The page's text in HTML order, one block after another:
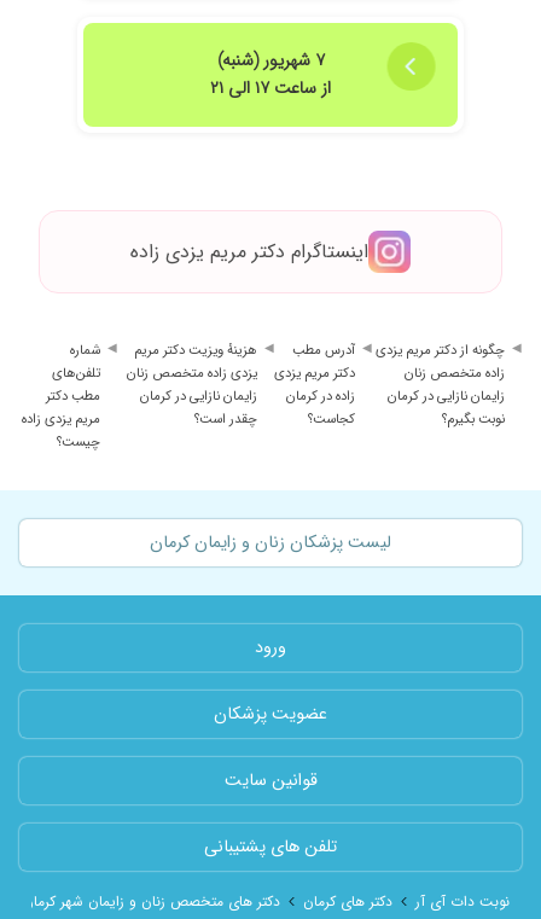
۷ شهریور (شنبه)
از ساعت ۱۷ الی ۲۱
اینستاگرام دکتر مریم یزدی زاده
چگونه از دکتر مریم یزدی
زاده متخصص زنان
زایمان نازایی در کرمان
نوبت بگیرم؟
آدرس مطب
دکتر مریم یزدی
زاده در کرمان
کجاست؟
هزینهٔ ویزیت دکتر مریم
یزدی زاده متخصص زنان
زایمان نازایی در کرمان
چقدر است؟
شماره
تلفن‌های
مطب دکتر
مریم یزدی زاده
چیست؟
لیست پزشکان زنان و زایمان کرمان
ورود
عضویت پزشکان
قوانین سایت
تلفن های پشتیبانی
نوبت دات آی آر دکتر های کرمان دکتر های متخصص زنان و زایمان شهر کرمان